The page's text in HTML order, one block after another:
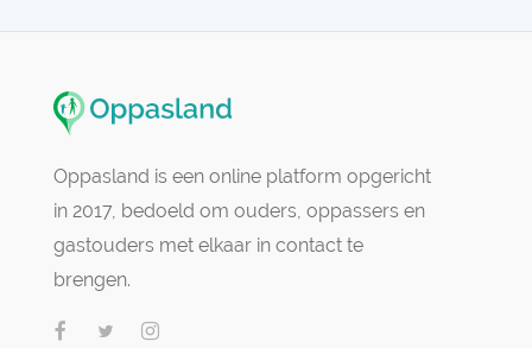
Oppasland is een online platform opgericht
in 2017, bedoeld om ouders, oppassers en
gastouders met elkaar in contact te
brengen.